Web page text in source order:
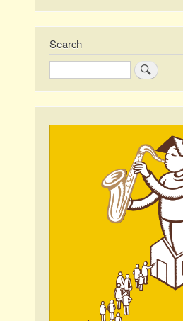
Search
Zoeken